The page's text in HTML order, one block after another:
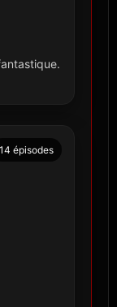
14 épisodes